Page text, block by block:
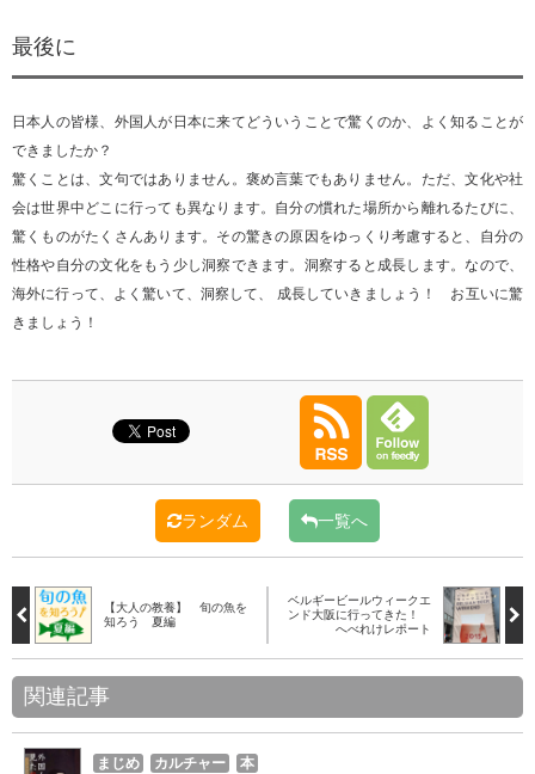
最後に
日本人の皆様、外国人が日本に来てどういうことで驚くのか、よく知ることが
できましたか？
驚くことは、文句ではありません。褒め言葉でもありません。ただ、文化や社
会は世界中どこに行っても異なります。自分の慣れた場所から離れるたびに、
驚くものがたくさんあります。その驚きの原因をゆっくり考慮すると、自分の
性格や自分の文化をもう少し洞察できます。洞察すると成長します。なので、
海外に行って、よく驚いて、洞察して、 成長していきましょう！ お互いに驚
きましょう！
ランダム 一覧へ
【大人の教養】 旬の魚を
知ろう 夏編
ベルギービールウィークエ
ンド大阪に行ってきた！
へべれけレポート
関連記事
まじめ カルチャー 本